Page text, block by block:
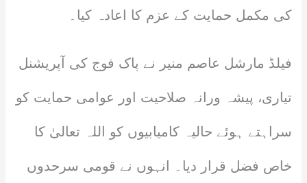
کی مکمل حمایت کے عزم کا اعادہ کیا۔
فیلڈ مارشل عاصم منیر نے پاک فوج کی آپریشنل
تیاری، پیشہ ورانہ صلاحیت اور عوامی حمایت کو
سراہتے ہوئے حالیہ کامیابیوں کو اللہ تعالیٰ کا
خاص فضل قرار دیا۔ انہوں نے قومی سرحدوں